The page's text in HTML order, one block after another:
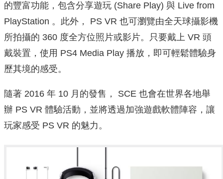
的豐富功能，包含分享遊玩 (Share Play) 與 Live from
PlayStation 。此外， PS VR 也可瀏覽由全天球攝影機
所拍攝的 360 度全方位照片或影片。只要戴上 VR 頭
戴裝置，使用 PS4 Media Play 播放，即可輕鬆體驗身
歷其境的感受。
隨著 2016 年 10 月的發售， SCE 也會在世界各地舉
辦 PS VR 體驗活動，並將透過加強遊戲軟體陣容，讓
玩家感受 PS VR 的魅力。